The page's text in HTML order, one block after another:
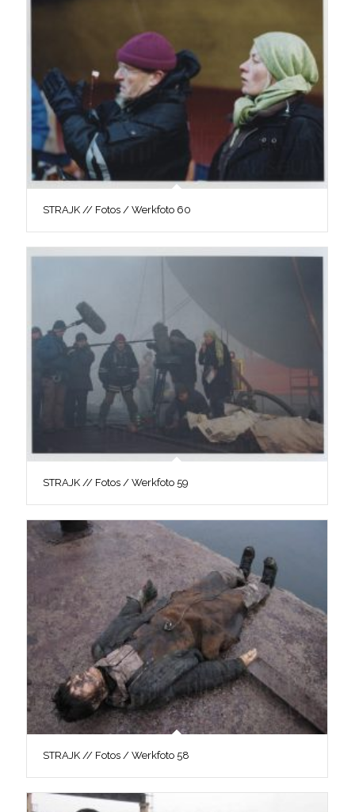
STRAJK // Fotos / Werkfoto 60
STRAJK // Fotos / Werkfoto 59
STRAJK // Fotos / Werkfoto 58